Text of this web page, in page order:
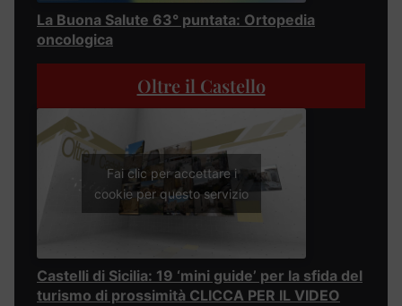
La Buona Salute 63° puntata: Ortopedia
oncologica
Oltre il Castello
Fai clic per accettare i
cookie per questo servizio
Castelli di Sicilia: 19 ‘mini guide’ per la sfida del
turismo di prossimità CLICCA PER IL VIDEO